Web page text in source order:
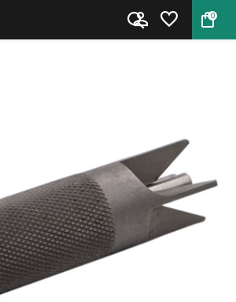
0
Hornady Deluxe 4-Blade Chamfer...